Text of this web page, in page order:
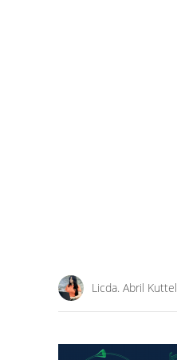
Licda. Abril Kuttel